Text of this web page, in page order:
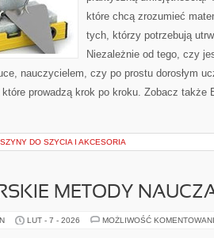
które chcą zrozumieć
tych, którzy potrzebują
Niezależnie od tego, czy
nauczycielem, czy po prostu dorosłym
które prowadzą krok po kroku. Zobacz także
DO SZYCIA I AKCESORIA
METODY
LUT - 7 - 2026 MOŻLIWOŚĆ